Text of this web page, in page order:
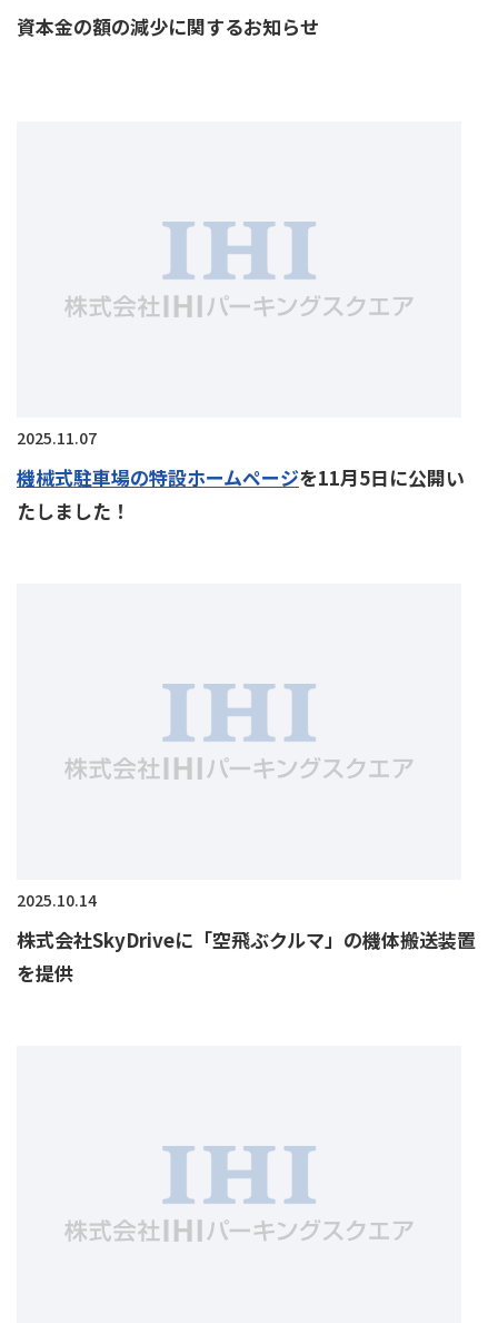
資本金の額の減少に関するお知らせ
2025.11.07
機械式駐車場の特設ホームページを11月5日に公開い
たしました！
2025.10.14
株式会社SkyDriveに「空飛ぶクルマ」の機体搬送装置
を提供